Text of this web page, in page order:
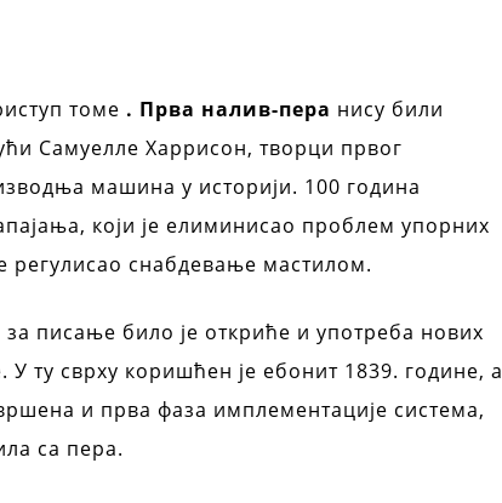
томе . Прва налив-пера нису били
Самуелле Харрисон, творци првог
машина у историји. 100 година
који је елиминисао проблем упорних
регулисао снабдевање мастилом.
писање било је откриће и употреба нових
ту сврху коришћен је ебонит 1839. године, а
и прва фаза имплементације система,
са пера.